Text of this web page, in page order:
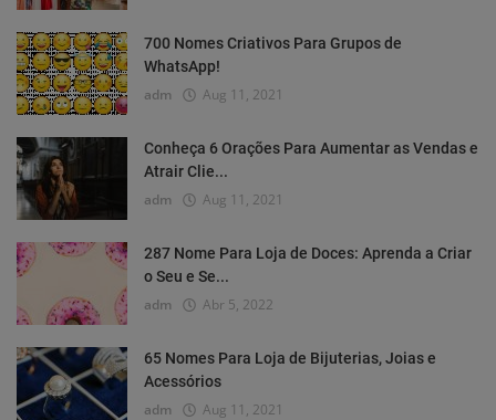
700 Nomes Criativos Para Grupos de
WhatsApp!
adm Aug 11, 2021
Conheça 6 Orações Para Aumentar as Vendas e
Atrair Clie...
adm Aug 11, 2021
287 Nome Para Loja de Doces: Aprenda a Criar
o Seu e Se...
adm Abr 5, 2022
65 Nomes Para Loja de Bijuterias, Joias e
Acessórios
adm Aug 11, 2021